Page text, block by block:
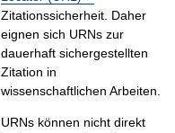
Zitationssicherheit. Daher
eignen sich URNs zur
dauerhaft sichergestellten
Zitation in
wissenschaftlichen Arbeiten.
URNs können nicht direkt